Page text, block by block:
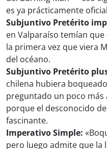
es ya prácticamente
Subjuntivo Pretérito
en Valparaíso temían
la primera vez que viera
del océano.
Subjuntivo Pretérito
chilena hubiera
preguntado un poco más
porque el desconocido
fascinante.
Imperativo Simple:
pero luego admite que la